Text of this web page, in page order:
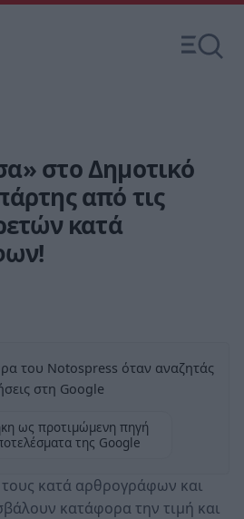
στο Δημοτικό
από τις
κατά
του Notospress όταν αναζητάς
στη Google
ως προτιμώμενη πηγή
της Google
τους κατά αρθρογράφων και
κατάφορα την τιμή και